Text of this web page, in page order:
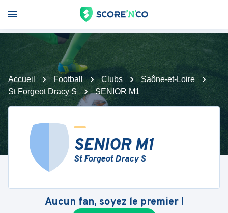
Accueil Football Clubs
Saône-et-Loire
St Forgeot Dracy S
SENIOR M1
SENIOR M1
St Forgeot Dracy S
Aucun fan, soyez le premier !